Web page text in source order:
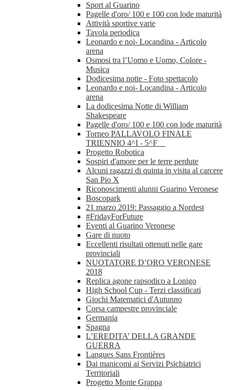
Sport al Guarino
Pagelle d'oro/ 100 e 100 con lode maturità
Attività sportive varie
Tavola periodica
Leonardo e noi- Locandina - Articolo
arena
Osmosi tra l’Uomo e Uomo, Colore -
Musica
Dodicesima notte - Foto spettacolo
Leonardo e noi- Locandina - Articolo
arena
La dodicesima Notte di William
Shakespeare
Pagelle d'oro/ 100 e 100 con lode maturità
Torneo PALLAVOLO FINALE
TRIENNIO 4^I - 5^F
Progetto Robotica
Sospiri d'amore per le terre perdute
Alcuni ragazzi di quinta in visita al carcere
San Pio X
Riconoscimenti alunni Guarino Veronese
Boscopark
21 marzo 2019: Passaggio a Nordest
#FridayForFuture
Eventi al Guarino Veronese
Gare di nuoto
Eccellenti risultati ottenuti nelle gare
provinciali
NUOTATORE D’ORO VERONESE
2018
Replica agone rapsodico a Lonigo
High School Cup - Terzi classificati
Giochi Matematici d'Autunno
Corsa campestre provinciale
Germania
Spagna
L’EREDITA’ DELLA GRANDE
GUERRA
Langues Sans Frontières
Dai manicomi ai Servizi Psichiatrici
Territoriali
Progetto Monte Grappa